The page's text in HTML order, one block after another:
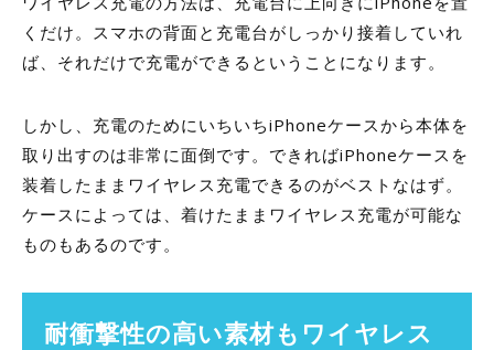
くだけ。スマホの背面と充電台がしっかり接着していれ
ば、それだけで充電ができるということになります。
しかし、充電のためにいちいちiPhoneケースから本体を
取り出すのは非常に面倒です。できればiPhoneケースを
装着したままワイヤレス充電できるのがベストなはず。
ケースによっては、着けたままワイヤレス充電が可能な
ものもあるのです。
耐衝撃性の高い素材もワイヤレス